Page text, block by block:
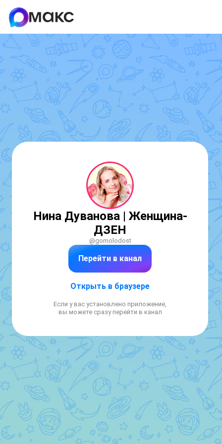
Нина Дуванова | Женщина-
ДЗЕН
@gomolodost
Перейти в канал
Открыть в браузере
Если у вас установлено приложение,
вы можете сразу перейти в канал